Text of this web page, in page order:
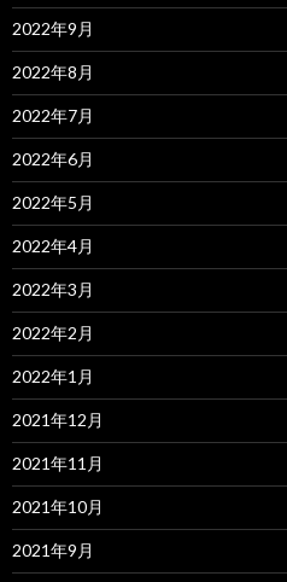
2022年9月
2022年8月
2022年7月
2022年6月
2022年5月
2022年4月
2022年3月
2022年2月
2022年1月
2021年12月
2021年11月
2021年10月
2021年9月